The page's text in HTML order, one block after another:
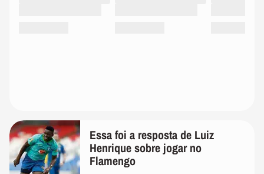
Essa foi a resposta de Luiz
Henrique sobre jogar no
Flamengo